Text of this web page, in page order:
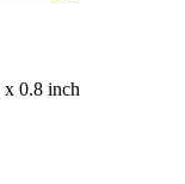
x 0.8 inch